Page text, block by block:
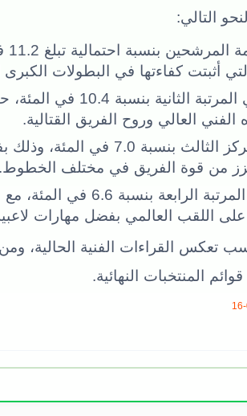
التالي:
أثبتت كفاءتها في البطولات الكبرى
يأتي في المرتبة
الفني العالي وروح الفريق القتالية.
يحتل المركز الثالث
من قوة الفريق في مختلف
يحل في المرتبة
على اللقب العالمي بفضل مهارات لاعبيه
تعكس القراءات الفنية الحالية،
المنتخبات النهائية.